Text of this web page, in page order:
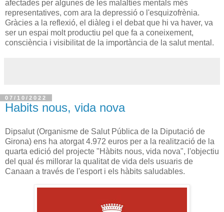
afectades per algunes de les malalties mentals més
representatives, com ara la depressió o l'esquizofrènia.
Gràcies a la reflexió, el diàleg i el debat que hi va haver, va
ser un espai molt productiu pel que fa a coneixement,
consciència i visibilitat de la importància de la salut mental.
07/10/2022
Habits nous, vida nova
Dipsalut (Organisme de Salut Pública de la Diputació de
Girona) ens ha atorgat 4.972 euros per a la realització de la
quarta edició del projecte "Hàbits nous, vida nova", l'objectiu
del qual és millorar la qualitat de vida dels usuaris de
Canaan a través de l'esport i els hàbits saludables.